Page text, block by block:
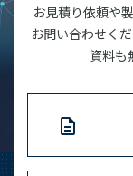
お見積り依頼や
お問い合わせく
資料も